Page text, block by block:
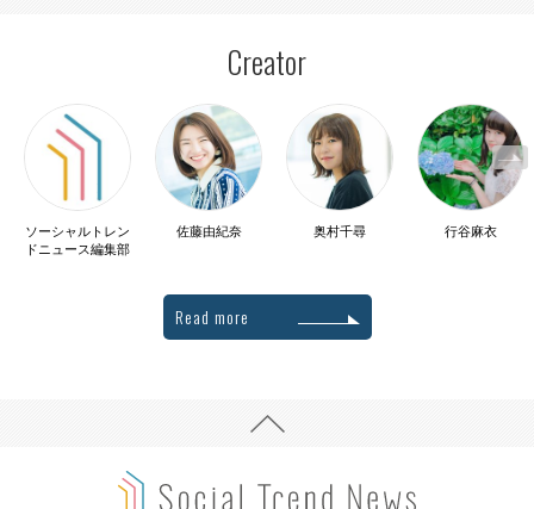
Creator
ソーシャルトレン
ドニュース編集部
佐藤由紀奈 奥村千尋 行谷麻衣
Read more